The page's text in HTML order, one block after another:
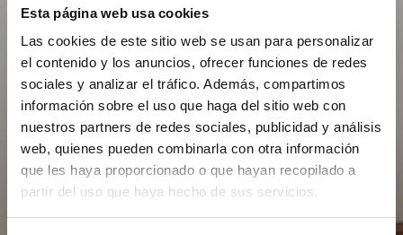
Esta página web usa cookies
Las cookies de este sitio web se usan para personalizar
el contenido y los anuncios, ofrecer funciones de redes
sociales y analizar el tráfico. Además, compartimos
información sobre el uso que haga del sitio web con
nuestros partners de redes sociales, publicidad y análisis
web, quienes pueden combinarla con otra información
que les haya proporcionado o que hayan recopilado a
partir del uso que haya hecho de sus servicios.